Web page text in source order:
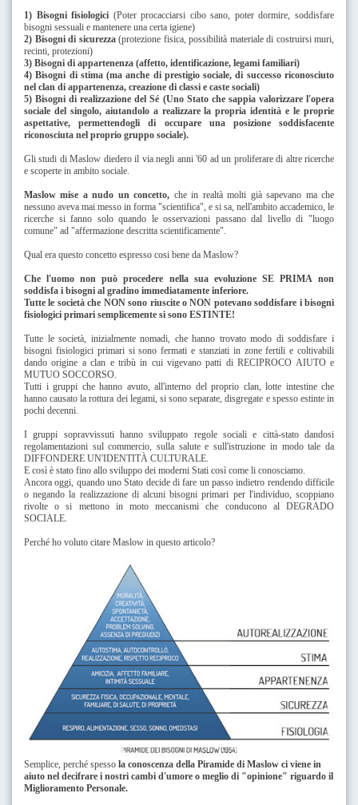
1) Bisogni fisiologici (Poter procacciarsi cibo sano, poter dormire, soddisfare
bisogni sessuali e mantenere una certa igiene)
2) Bisogni di sicurezza(protezione fisica, possibilità materiale di costruirsi muri,
recinti, protezioni)
3) Bisogni di appartenenza (affetto, identificazione, legami familiari)
4) Bisogni di stima(ma anche di prestigio sociale, di successo riconosciuto
nel clan di appartenenza, creazione di classi e caste sociali)
5) Bisogni di realizzazione del Sé (Uno Stato che sappia valorizzare l'opera
sociale del singolo, aiutandolo a realizzare la propria identità e le proprie
aspettative, permettendogli di occupare una posizione soddisfacente
riconosciuta nel proprio gruppo sociale).
Gli studi di Maslow diedero il via negli anni '60 ad un proliferare di altre ricerche
e scoperte in ambito sociale.
Maslow mise a nudo un concetto, che in realtà molti già sapevano ma che
nessuno aveva mai messo in forma "scientifica", e si sa, nell'ambito accademico, le
ricerche si fanno solo quando le osservazioni passano dal livello di "luogo
comune" ad "affermazione descritta scientificamente".
Qual era questo concetto espresso cosi bene da Maslow?
Che l'uomo non può procedere nella sua evoluzione SE PRIMA non
soddisfa i bisogni al gradino immediatamente inferiore.
Tutte le società che NON sono riuscite o NON potevano soddisfare i bisogni
fisiologici primari semplicemente si sono ESTINTE!
Tutte le società, inizialmente nomadi, che hanno trovato modo di soddisfare i
bisogni fisiologici primari si sono fermati e stanziati in zone fertili e coltivabili
dando origine a clan e tribù in cui vigevano patti di RECIPROCO AIUTO e
MUTUO SOCCORSO.
Tutti i gruppi che hanno avuto, all'interno del proprio clan, lotte intestine che
hanno causato la rottura dei legami, si sono separate, disgregate e spesso estinte in
pochi decenni.
I gruppi sopravvissuti hanno sviluppato regole sociali e città-stato dandosi
regolamentazioni sul commercio, sulla salute e sull'istruzione in modo tale da
DIFFONDERE UN'IDENTITÀ CULTURALE.
E così è stato fino allo sviluppo dei moderni Stati così come li conosciamo.
Ancora oggi, quando uno Stato decide di fare un passo indietro rendendo difficile
o negando la realizzazione di alcuni bisogni primari per l'individuo, scoppiano
rivolte o si mettono in moto meccanismi che conducono al DEGRADO
SOCIALE.
Perché ho voluto citare Maslow in questo articolo?
Semplice, perché spesso la conoscenza della Piramide di Maslow ci viene in
aiuto nel decifrare i nostri cambi d'umore o meglio di "opinione" riguardo il
Miglioramento Personale.